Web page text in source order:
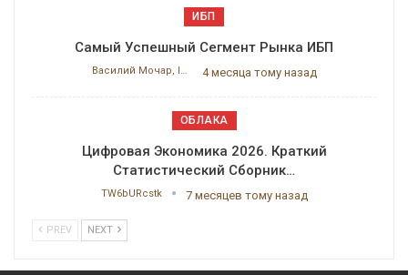
ИБП
Самый Успешный Сегмент Рынка ИБП
Василий Мочар, ITResearch 4 месяца тому назад
ОБЛАКА
Цифровая Экономика 2026. Краткий
Статистический Сборник…
TW6bURcstk 7 месяцев тому назад
PREV NEXT